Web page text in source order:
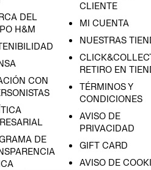
DEL
H&M
CON
DE
CLIENTE
MI CUENTA
NUESTRAS
RETIRO EN
TÉRMINOS Y
CONDICIONES
AVISO DE
PRIVACIDAD
GIFT CARD
AVISO DE